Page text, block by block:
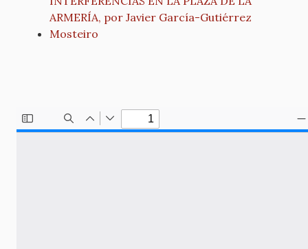
ARMERÍA, por Javier García-Gutiérrez
Mosteiro